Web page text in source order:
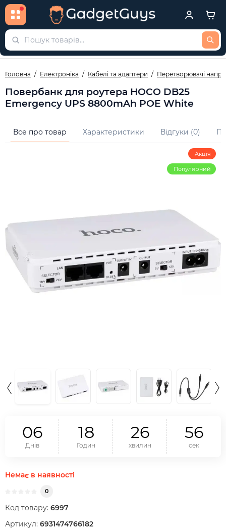
Головна Електроніка Кабелі та адаптери Перетворювачі
Повербанк для роутера HOCO DB25
Emergency UPS 8800mAh POE White
Все про товар Характеристики Відгуки (0)
Акція
Популярний
06
Днів
18
Годин
26
хвилин
55
сек
Немає в наявності
0
Код товару: 6997
Артикул: 6931474766182